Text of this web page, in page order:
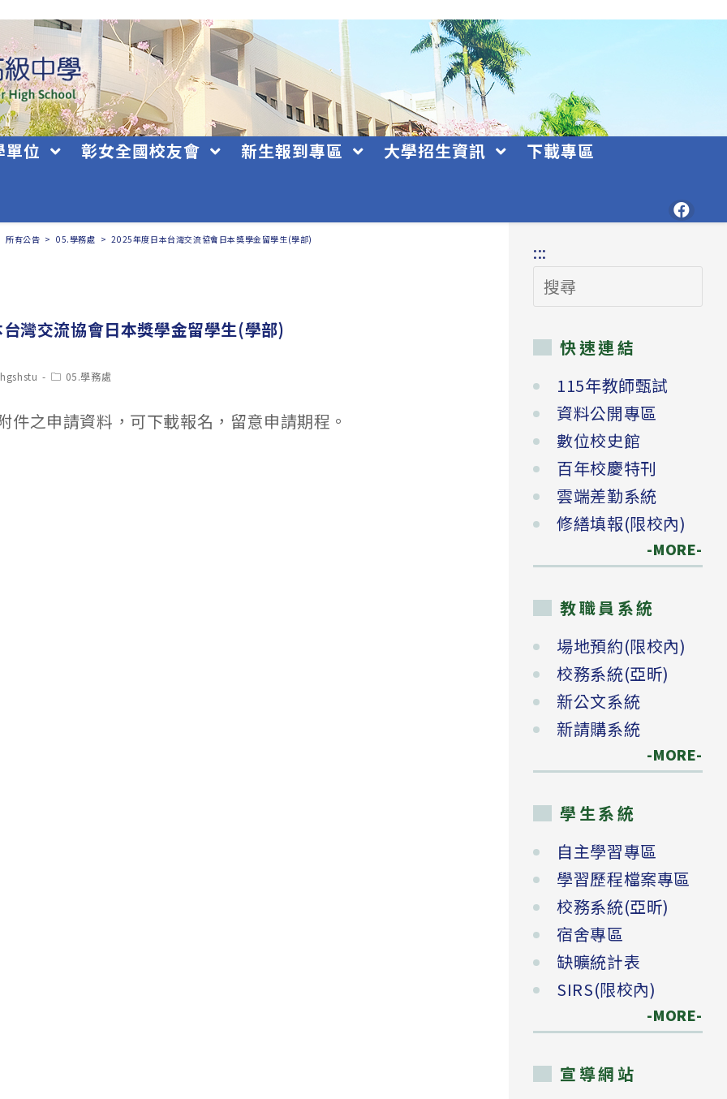
單位 彰女全國校友會 新生報到專區 大學招生資訊 下載專區
所有公告 > 05.學務處 > 2025年度日本台灣交流協會日本獎學金留學生(學部)
灣交流協會日本獎學金留學生(學部)
Post05.學務處
件之申請資料，可下載報名，留意申請期程。
:::
搜
尋
快速連結
115年教師甄試
資料公開專區
數位校史館
百年校慶特刊
雲端差勤系統
修繕填報(限校內)
-MORE-
教職員系統
場地預約(限校內)
校務系統(亞昕)
新公文系統
新請購系統
-MORE-
學生系統
自主學習專區
學習歷程檔案專區
校務系統(亞昕)
宿舍專區
缺曠統計表
SIRS(限校內)
-MORE-
宣導網站